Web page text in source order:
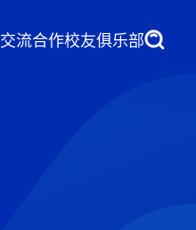
交流合作校友俱乐部